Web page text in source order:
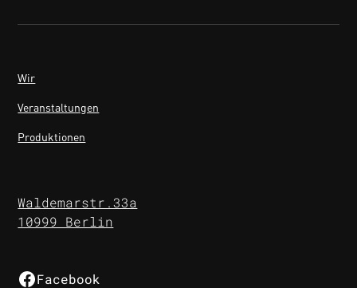
Wir
Veranstaltungen
Produktionen
Waldemarstr.33a
10999 Berlin
Facebook